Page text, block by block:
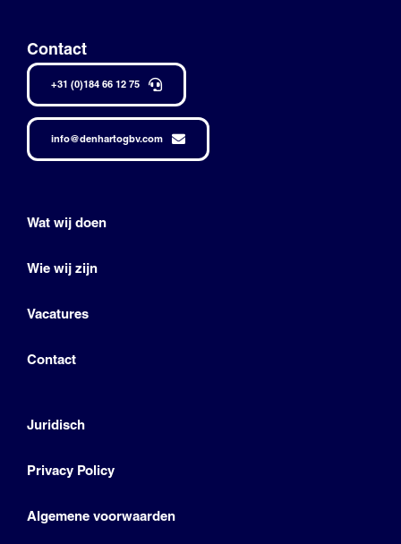
Contact
+31 (0)184 66 12 75
info@denhartogbv.com
Wat wij doen
Wie wij zijn
Vacatures
Contact
Juridisch
Privacy Policy
Algemene voorwaarden